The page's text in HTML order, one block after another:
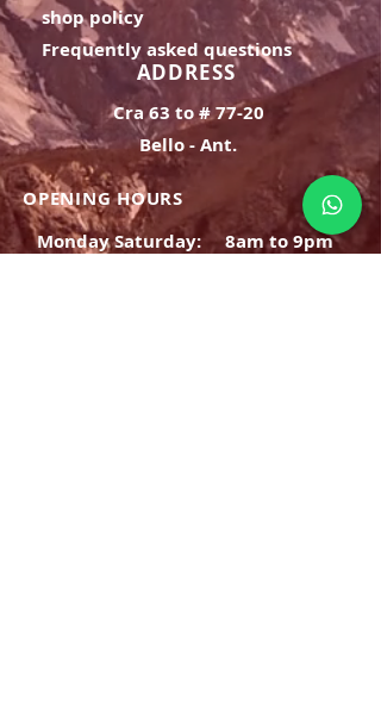
shop policy
Frequently asked questions
ADDRESS
Cra 63 to # 77-20
Bello - Ant.
OPENING HOURS
Monday Saturday:
8am to 9pm